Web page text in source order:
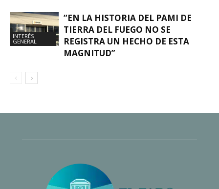
INTERÉS
GENERAL
“EN LA HISTORIA DEL PAMI DE
TIERRA DEL FUEGO NO SE
REGISTRA UN HECHO DE ESTA
MAGNITUD”